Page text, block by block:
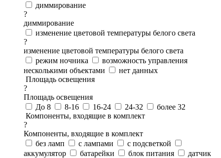
диммирование
?
диммирование
изменение цветовой температуры белого света
?
изменение цветовой температуры белого света
режим ночника
возможность управления
несколькими объектами
нет данных
Площадь освещения
?
Площадь освещения
До 8
8-16 16-24 24-32
более 32
Компоненты, входящие в комплект
?
Компоненты, входящие в комплект
без ламп
с лампами
с подсветкой
аккумулятор
батарейки блок питания
датчик